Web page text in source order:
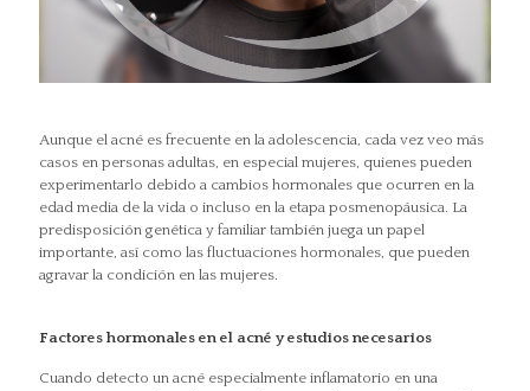
Aunque el acné es frecuente en la adolescencia, cada vez veo más
casos en personas adultas, en especial mujeres, quienes pueden
experimentarlo debido a cambios hormonales que ocurren en la
edad media de la vida o incluso en la etapa posmenopáusica. La
predisposición genética y familiar también juega un papel
importante, así como las fluctuaciones hormonales, que pueden
agravar la condición en las mujeres.
Factores hormonales en el acné y estudios necesarios
Cuando detecto un acné especialmente inflamatorio en una